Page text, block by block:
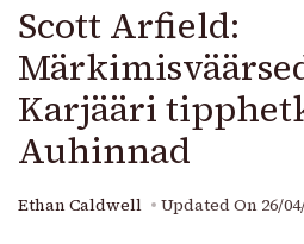
Scott Arfield:
Karjääri
Auhinnad
Ethan Caldwell Updated On 26/